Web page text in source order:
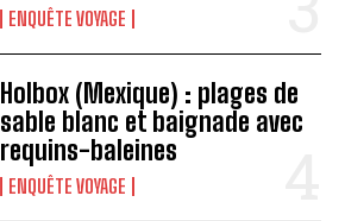
ENQUÊTE VOYAGE
Holbox (Mexique) : plages de
sable blanc et baignade avec
requins-baleines
ENQUÊTE VOYAGE